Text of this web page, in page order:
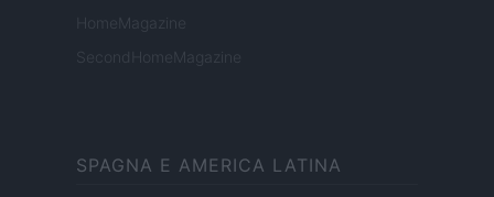
HomeMagazine
SecondHomeMagazine
SPAGNA E AMERICA LATINA